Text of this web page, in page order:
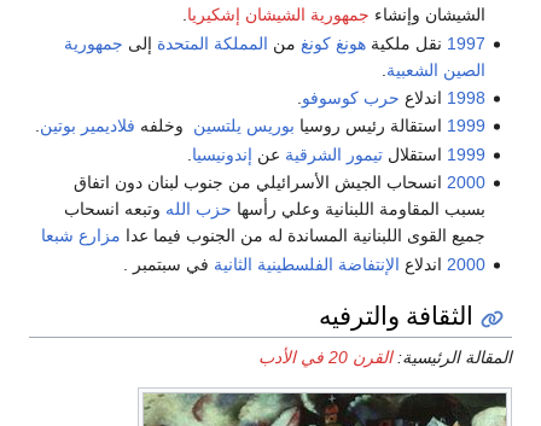
الشيشان وإنشاء جمهورية الشيشان إشكيريا.
1997 نقل ملكيةهونغ كونغ من المملكة المتحدة إلى جمهورية
الصين الشعبية
1998 اندلاع حرب كوسوفو
1999 استقالة رئيس روسيا بوريس يلتسين وخلفه فلاديمير بوتين.
1999 استقلالتيمور الشرقية عن إندونيسيا
2000 انسحاب الجيش الأسرائيلي من جنوب لبنان دون اتفاق
بسبب المقاومة اللبنانية وعلي رأسها حزب الله وتبعه انسحاب
جميع القوى اللبنانية المساندة له من الجنوب فيما عدا مزارع شبعا
2000 اندلاع الإنتفاضة الفلسطينية الثانية في سبتمبر .
الثقافة والترفيه
المقالة الرئيسية:القرن 20 في الأدب